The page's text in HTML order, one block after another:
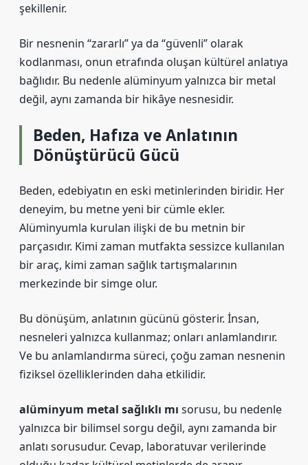
şekillenir.
Bir nesnenin “zararlı” ya da “güvenli” olarak
kodlanması, onun etrafında oluşan kültürel anlatıya
bağlıdır. Bu nedenle alüminyum yalnızca bir metal
değil, aynı zamanda bir hikâye nesnesidir.
Beden, Hafıza ve Anlatının
Dönüştürücü Gücü
Beden, edebiyatın en eski metinlerinden biridir. Her
deneyim, bu metne yeni bir cümle ekler.
Alüminyumla kurulan ilişki de bu metnin bir
parçasıdır. Kimi zaman mutfakta sessizce kullanılan
bir araç, kimi zaman sağlık tartışmalarının
merkezinde bir simge olur.
Bu dönüşüm, anlatının gücünü gösterir. İnsan,
nesneleri yalnızca kullanmaz; onları anlamlandırır.
Ve bu anlamlandırma süreci, çoğu zaman nesnenin
fiziksel özelliklerinden daha etkilidir.
alüminyum metal sağlıklı mı sorusu, bu nedenle
yalnızca bir bilimsel sorgu değil, aynı zamanda bir
anlatı sorusudur. Cevap, laboratuvar verilerinde